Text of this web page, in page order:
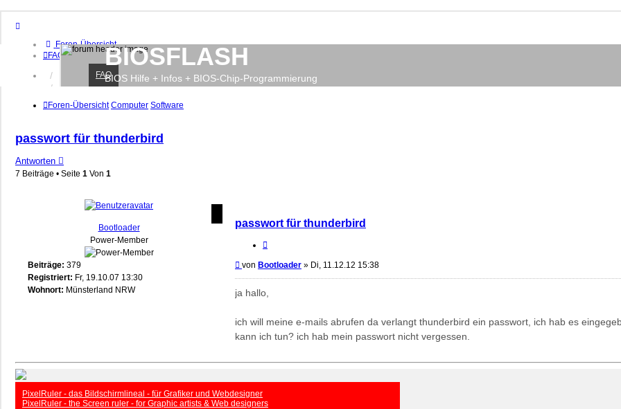
Foren-Übersicht
FAQ
Anmelden
Registrieren
BIOSFLASH
BIOS Hilfe + Infos + BIOS-Chip-Programmierung
FAQ
Foren-Übersicht Computer Software
passwort für thunderbird
Antworten
7 Beiträge • Seite 1 Von 1
Bootloader
Power-Member
Beiträge: 379
Registriert: Fr, 19.10.07 13:30
Wohnort: Münsterland NRW
passwort für thunderbird
Beitrag
von Bootloader » Di, 11.12.12 15:38
ja hallo,
ich will meine e-mails abrufen da verlangt thunderbird ein passwort, ich hab es
kann ich tun? ich hab mein passwort nicht vergessen.
PixelRuler - das Bildschirmlineal - für Grafiker und Webdesigner
PixelRuler - the Screen ruler - for Graphic artists & Web designers